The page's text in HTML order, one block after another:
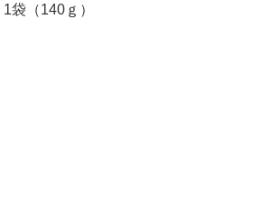
袋（140ｇ）
さじ2